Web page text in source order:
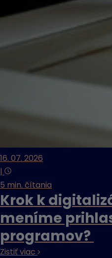
16. 07. 2026
|
5 min. čítania
Krok k
meníme
programov?
Zistiť viac